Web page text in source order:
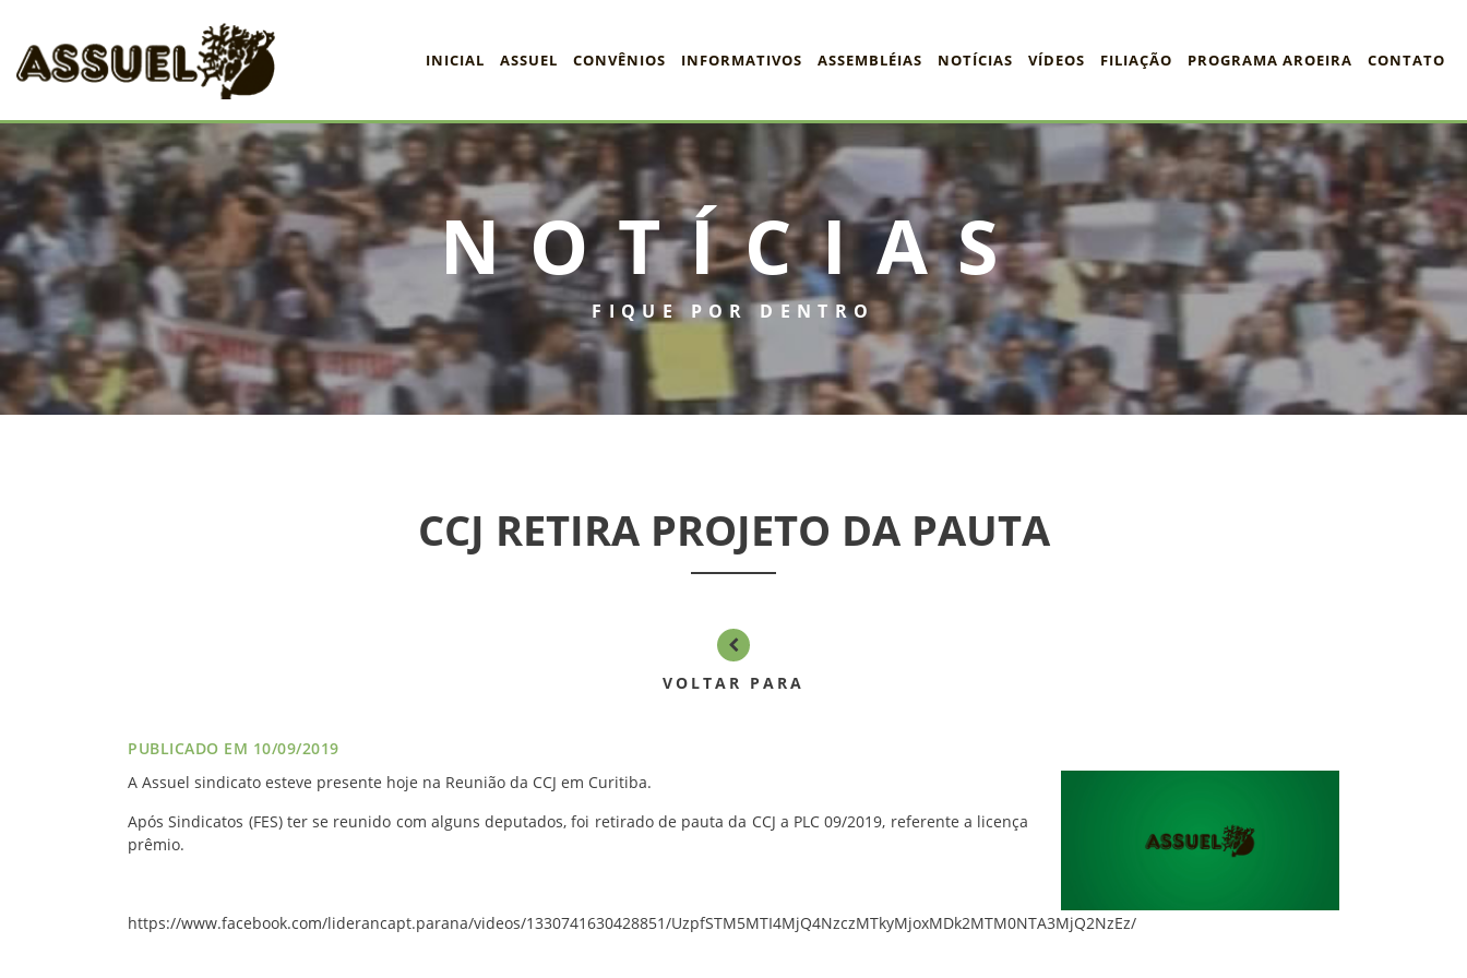
INICIAL
ASSUEL
CONVÊNIOS
INFORMATIVOS
ASSEMBLÉIAS
INICIAL ASSUEL CONVÊNIOS INFORMATIVOS ASSEMBLÉIAS NOTÍCIAS VÍDEOS FILIAÇÃO PROGRAMA AROEIRA CONTATO
NOTÍCIAS
FIQUE POR DENTRO
CCJ RETIRA PROJETO DA PAUTA
VOLTAR PARA
PUBLICADO EM 10/09/2019
A Assuel sindicato esteve presente hoje na Reunião da CCJ em Curitiba.
Após Sindicatos (FES) ter se reunido com alguns deputados, foi retirado de pauta da CCJ a PLC 09/2019, referente a licença
prêmio.
https://www.facebook.com/liderancapt.parana/videos/1330741630428851/UzpfSTM5MTI4MjQ4NzczMTkyMjoxMDk2MTM0NTA3MjQ2NzEz/